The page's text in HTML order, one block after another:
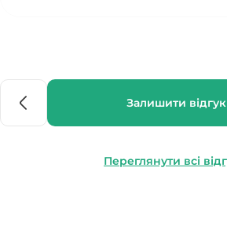
Залишити відгук
Переглянути всі